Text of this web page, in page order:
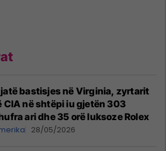
bastisjes në Virginia, zyrtarit
CIA në shtëpi iu gjetën 303
ari dhe 35 orë luksoze Rolex
28/05/2026